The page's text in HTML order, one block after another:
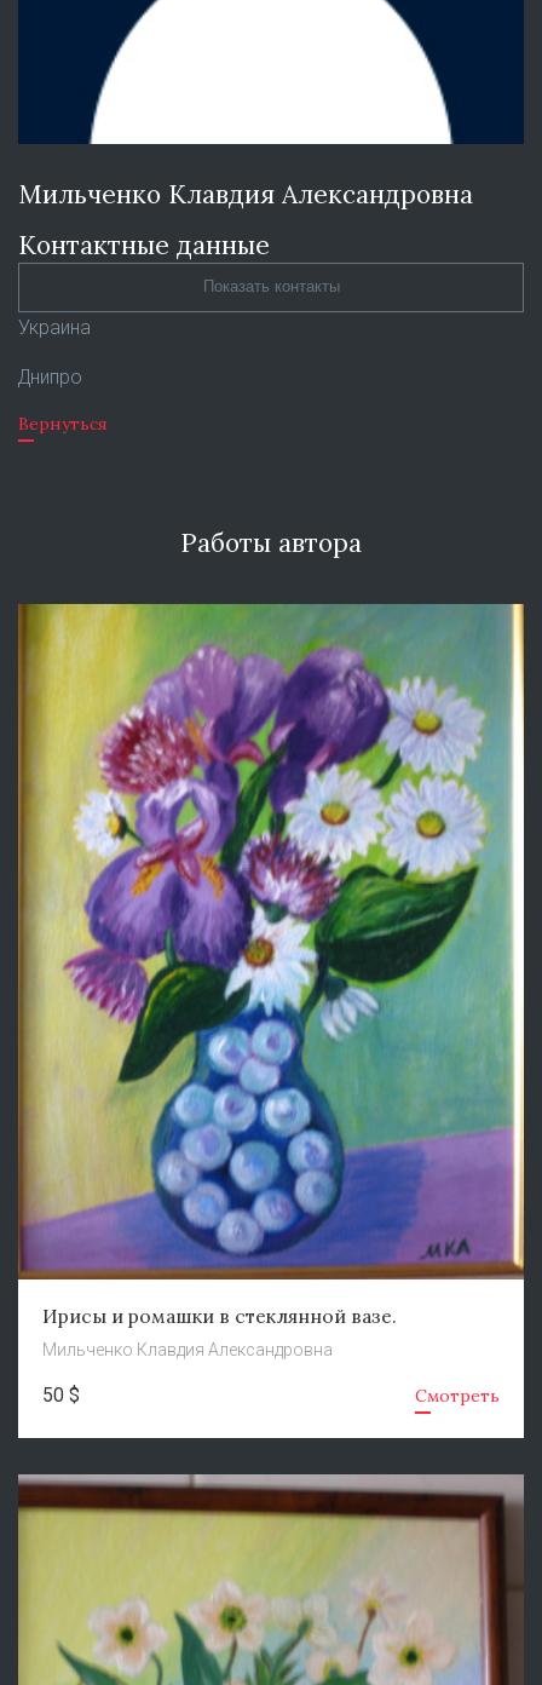
Мильченко Клавдия Александровна
Контактные данные
Показать контакты
Украина
Днипро
Вернуться
Работы автора
Ирисы и ромашки в стеклянной вазе.
Мильченко Клавдия Александровна
50 $ Смотреть